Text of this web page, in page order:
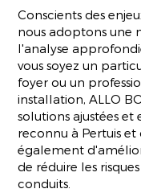
Conscients des
nous adoptons une
l'analyse
vous soyez un
foyer ou un
installation, ALLO
solutions ajustées et
reconnu à Pertuis
également
de réduire les
conduits.